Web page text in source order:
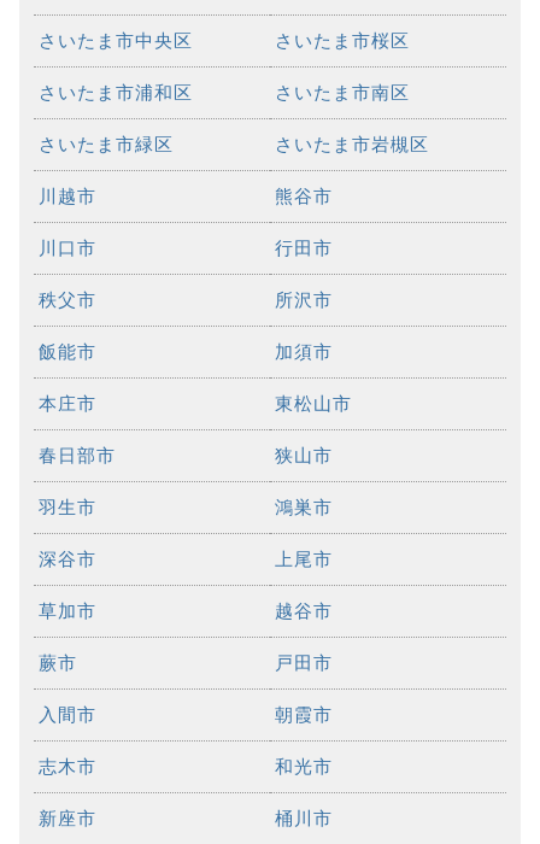
さいたま市中央区 さいたま市桜区
さいたま市浦和区 さいたま市南区
さいたま市緑区 さいたま市岩槻区
川越市 熊谷市
川口市 行田市
秩父市 所沢市
飯能市 加須市
本庄市 東松山市
春日部市 狭山市
羽生市 鴻巣市
深谷市 上尾市
草加市 越谷市
蕨市 戸田市
入間市 朝霞市
志木市 和光市
新座市 桶川市